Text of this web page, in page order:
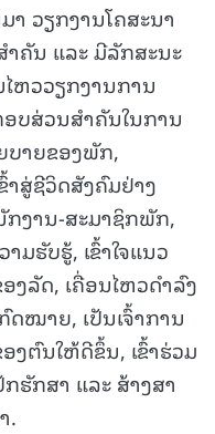
ວຽກງານໂຄສະນາ
ຄັນ ແລະ ມີລັກສະນະ
ໄຫວວຽກງານການ
ບສ່ວນສໍາຄັນໃນການ
ບາຍຂອງພັກ,
າສູ່ຊີວິດສັງຄົມຢ່າງ
ກງານ-ສະມາຊິກພັກ,
ມຮັບຮູ້, ເຂົ້າໃຈແນວ
ລັດ, ເຄື່ອນໄຫວດໍາລົງ
ໝາຍ, ເປັນເຈົ້າການ
ງຕົນໃຫ້ດີຂຶ້ນ, ເຂົ້າຮ່ວມ
ຮັກສາ ແລະ ສ້າງສາ
.